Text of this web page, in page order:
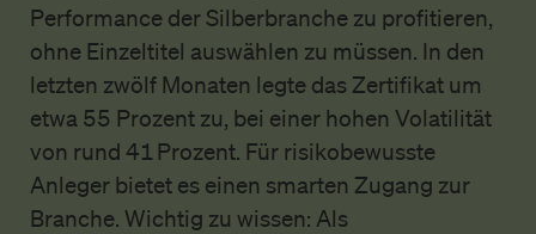
Performance der Silberbranche zu profitieren,
ohne Einzeltitel auswählen zu müssen. In den
letzten zwölf Monaten legte das Zertifikat um
etwa 55 Prozent zu, bei einer hohen Volatilität
von rund 41 Prozent. Für risikobewusste
Anleger bietet es einen smarten Zugang zur
Branche. Wichtig zu wissen: Als